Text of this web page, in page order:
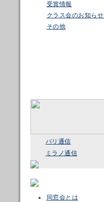
受賞情報
クラス会のお知ら
その他
パリ通信
ミラノ通信
同窓会とは